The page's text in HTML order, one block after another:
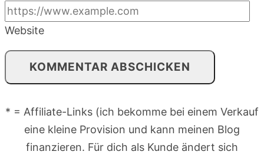
Website
* = Affiliate-Links (ich bekomme bei einem Verkauf
eine kleine Provision und kann meinen Blog
finanzieren. Für dich als Kunde ändert sich